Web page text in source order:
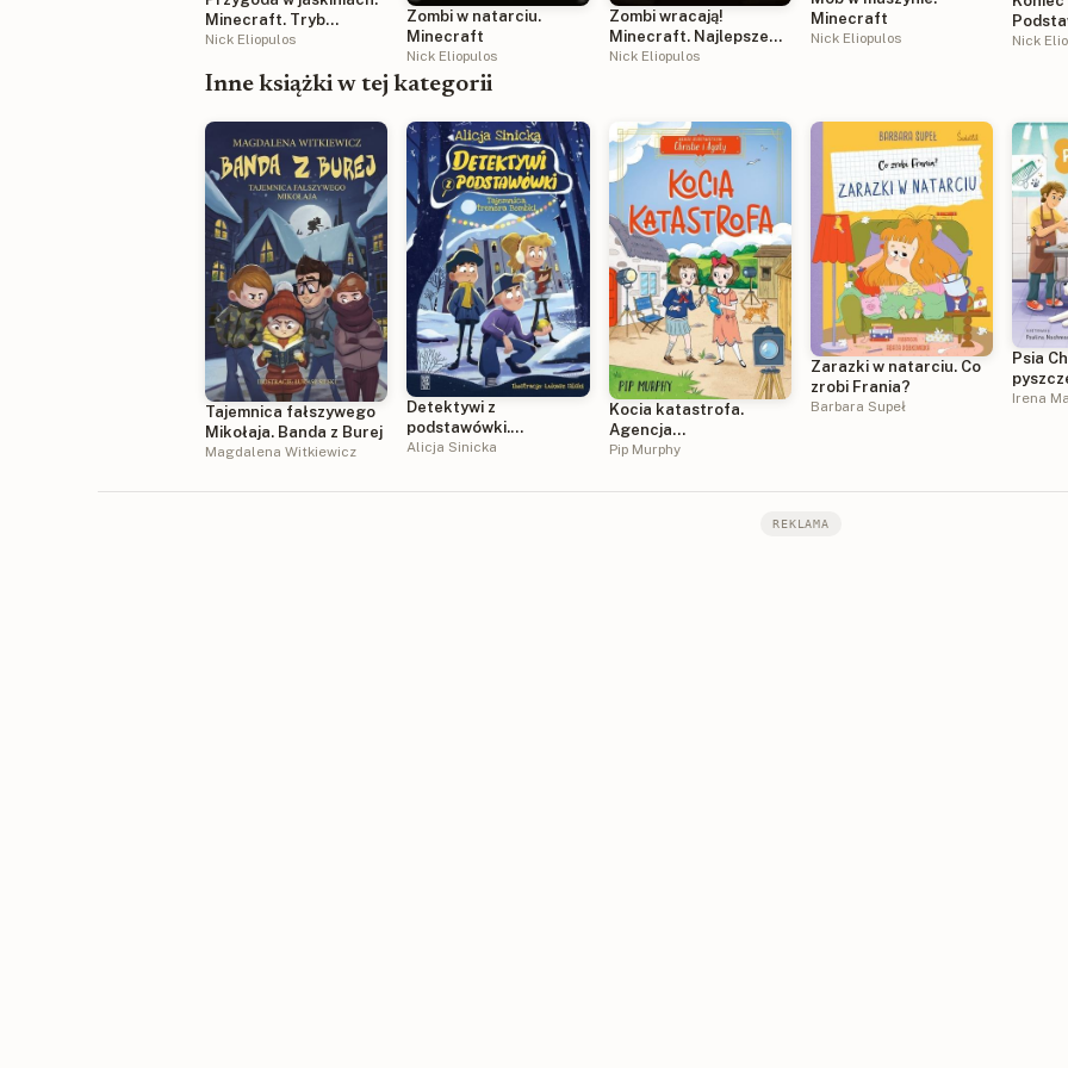
Minecraft. Tryb
czytania. Minecraft
Nick Eliopulos
Zombi w natarciu.
Minecraft
Nick Eliopulos
Zombi wracają!
Minecraft. Najlepsze
przygody
Nick Eliopulos
Minecraft
Nick Eliopulos Nick
Inne książki w tej kategorii
Tajemnica fałszywego
Mikołaja. Banda z Burej
Magdalena Witkiewicz
Detektywi z
podstawówki.
Tajemnica trenera
Alicja Sinicka
Kocia katastrofa.
Agencja
detektywistyczna
Pip Murphy
Zarazki w natarciu. Co
zrobi Frania?
Barbara Supeł
Psia
Irena
REKLAMA